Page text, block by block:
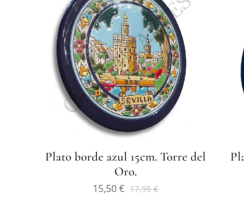
Plato borde azul 15cm. Torre del
Oro.
15,50€ 17,95€